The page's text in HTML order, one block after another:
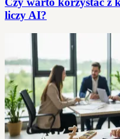
liczy AI?